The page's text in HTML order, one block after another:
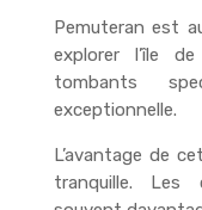
Pemuteran est
explorer l’île
tombants
exceptionnelle.
L’avantage de
tranquille. Les